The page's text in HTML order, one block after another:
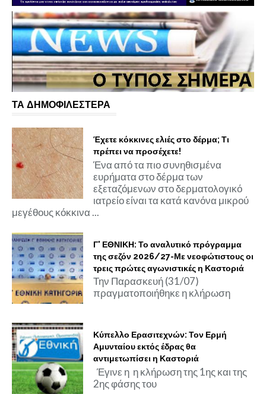
ΤΑ ΔΗΜΟΦΙΛΕΣΤΕΡΑ
Έχετε κόκκινες ελιές στο δέρμα; Τι
πρέπει να προσέχετε!
Ένα από τα πιο συνηθισμένα
ευρήματα στο δέρμα των
εξεταζόμενων στο δερματολογικό
ιατρείο είναι τα κατά κανόνα μικρού
μεγέθους κόκκινα ...
Γ' ΕΘΝΙΚΗ: Το αναλυτικό πρόγραμμα
της σεζόν 2026/27-Με νεοφώτιστους οι
τρεις πρώτες αγωνιστικές η Καστοριά
Την Παρασκευή (31/07)
πραγματοποιήθηκε η κλήρωση
Κύπελλο Ερασιτεχνών: Τον Ερμή
Αμυνταίου εκτός έδρας θα
αντιμετωπίσει η Καστοριά
Έγινε η η κλήρωση της 1ης και της
2ης φάσης του